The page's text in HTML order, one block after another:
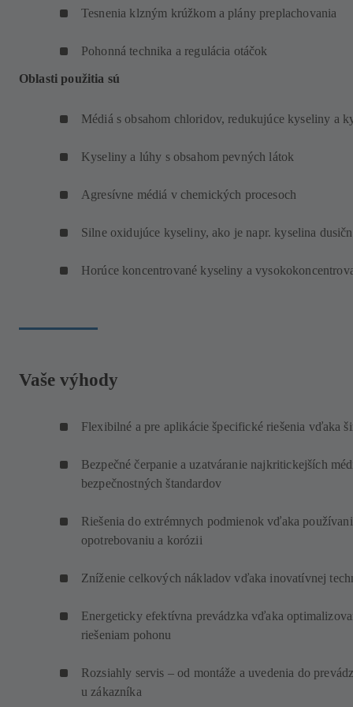
Tesnenia klzným krúžkom a plány preplachovania
Pohonná technika a regulácia otáčok
Oblasti použitia sú
Médiá s obsahom chloridov, redukujúce kyseliny a
Kyseliny a lúhy s obsahom pevných látok
Agresívne médiá v chemických procesoch
Silne oxidujúce kyseliny, ako je napr. kyselina
Horúce koncentrované kyseliny a
Vaše výhody
Flexibilné a pre aplikácie špecifické riešenia vďaka
Bezpečné čerpanie a uzatváranie najkritickejších
bezpečnostných štandardov
Riešenia do extrémnych podmienok vďaka
opotrebovaniu a korózii
Zníženie celkových nákladov vďaka inovatívnej
Energeticky efektívna prevádzka vďaka
riešeniam pohonu
Rozsiahly servis – od montáže a uvedenia do
u zákazníka